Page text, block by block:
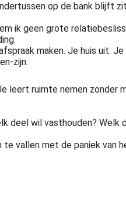
op de bank blijft
ik geen grote
maken. Je huis uit.
zijn.
ruimte nemen zonder
deel wil vasthouden? Welk
vallen met de paniek van